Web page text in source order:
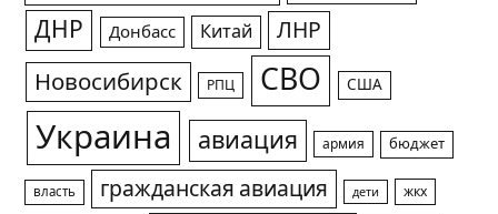
ДНР Донбасс Китай ЛНР
Новосибирск РПЦ СВО США
Украина авиация армия бюджет
власть гражданская авиация дети жкх